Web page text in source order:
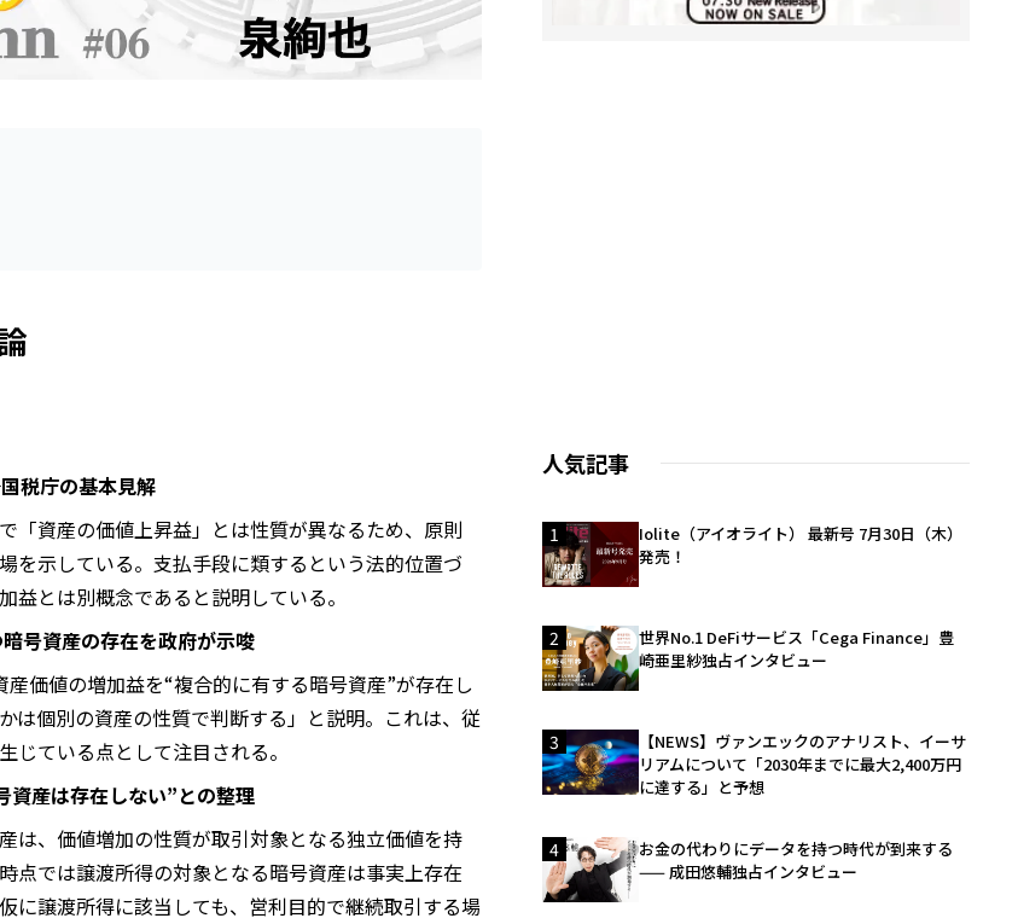
税庁の基本見解
「資産の価値上昇益」とは性質が異なるため、原則
を示している。支払手段に類するという法的位置づ
益とは別概念であると説明している。
号資産の存在を政府が示唆
価値の増加益を“複合的に有する暗号資産”が存在し
は個別の資産の性質で判断する」と説明。これは、従
ている点として注目される。
資産は存在しない”との整理
は、価値増加の性質が取引対象となる独立価値を持
点では譲渡所得の対象となる暗号資産は事実上存在
に譲渡所得に該当しても、営利目的で継続取引する場
人気記事
1
Iolite（アイオライト） 最新号 7月30日（木）
発売！
2
世界No.1 DeFiサービス「Cega Finance」豊
崎亜里紗独占インタビュー
3
【NEWS】ヴァンエックのアナリスト、イーサ
リアムについて「2030年までに最大2,400万円
に達する」と予想
4
お金の代わりにデータを持つ時代が到来する
—— 成田悠輔独占インタビュー